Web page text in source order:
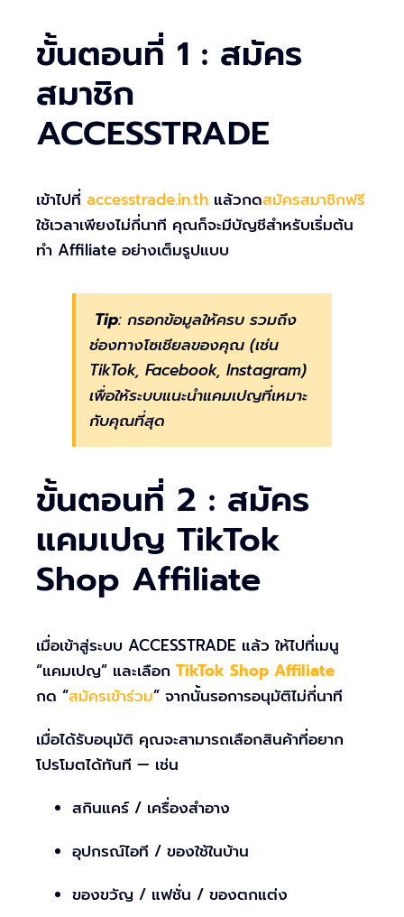
ขั้นตอนที่ 1 : สมัคร
สมาชิก
ACCESSTRADE
เข้าไปที่ accesstrade.in.th แล้วกดสมัครสมาชิกฟรี
ใช้เวลาเพียงไม่กี่นาที คุณก็จะมีบัญชีสำหรับเริ่มต้น
ทำ Affiliate อย่างเต็มรูปแบบ
Tip: กรอกข้อมูลให้ครบ รวมถึง
ช่องทางโซเชียลของคุณ (เช่น
TikTok, Facebook, Instagram)
เพื่อให้ระบบแนะนำแคมเปญที่เหมาะ
กับคุณที่สุด
ขั้นตอนที่ 2 : สมัคร
แคมเปญ TikTok
Shop Affiliate
เมื่อเข้าสู่ระบบ ACCESSTRADE แล้ว ให้ไปที่เมนู
“แคมเปญ” และเลือก TikTok Shop Affiliate
กด “สมัครเข้าร่วม” จากนั้นรอการอนุมัติไม่กี่นาที
เมื่อได้รับอนุมัติ คุณจะสามารถเลือกสินค้าที่อยาก
โปรโมตได้ทันที — เช่น
สกินแคร์ / เครื่องสำอาง
อุปกรณ์ไอที / ของใช้ในบ้าน
ของขวัญ / แฟชั่น / ของตกแต่ง